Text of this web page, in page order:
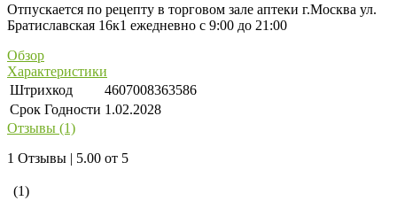
Отпускается по рецепту в торговом зале аптеки г.Москва ул.
Братиславская 16к1 ежедневно с 9:00 до 21:00
Обзор
Характеристики
Штрихкод
4607008363586
Срок Годности 1.02.2028
Отзывы (1)
1 Отзывы | 5.00 от 5
(1)